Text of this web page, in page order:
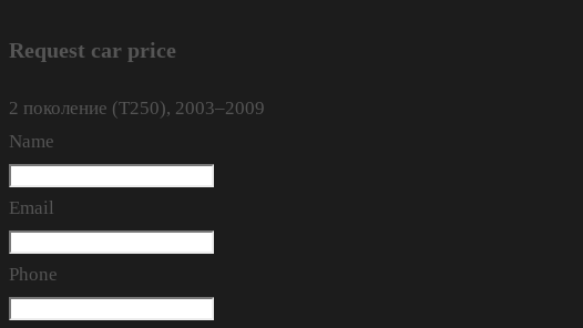
Request car price
2 поколение (T250), 2003–2009
Name
Email
Phone